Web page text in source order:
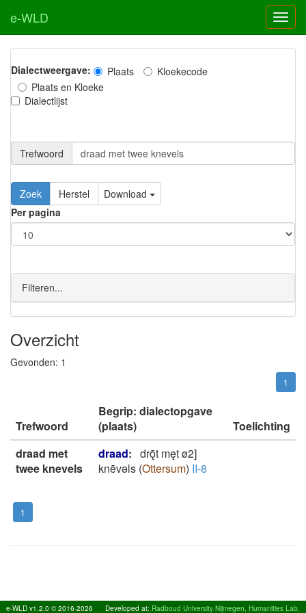
e-WLD
Dialectweergave: Plaats
Kloekecode
Plaats en Kloeke
Dialectlijst
Trefwoord
Download
Per pagina
Filteren...
Overzicht
Gevonden: 1
1
Trefwoord
Begrip: dialectopgave
(plaats)
Toelichting
draad met
twee knevels
draad: drǭt męt ø2]
knēvǝls (Ottersum) II-8
1
e-WLD v1.2.0 © 2016-2026 Developed at: Radboud University Nijmegen, Humanities Lab,